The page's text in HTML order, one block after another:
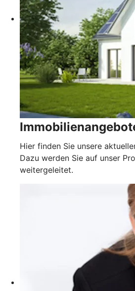
Hier finden Sie unsere
Dazu werden Sie auf unser
weitergeleitet.